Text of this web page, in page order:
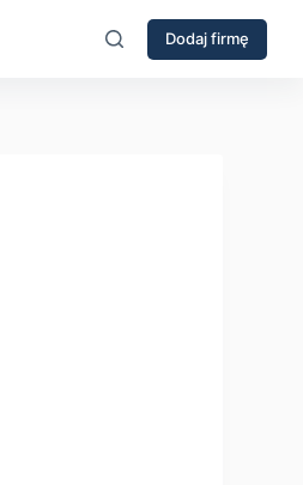
Dodaj firmę